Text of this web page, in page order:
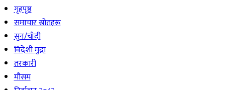
गृहपृष्ठ
समाचार स्रोतहरू
सुन/चाँदी
विदेशी मुद्रा
तरकारी
मौसम